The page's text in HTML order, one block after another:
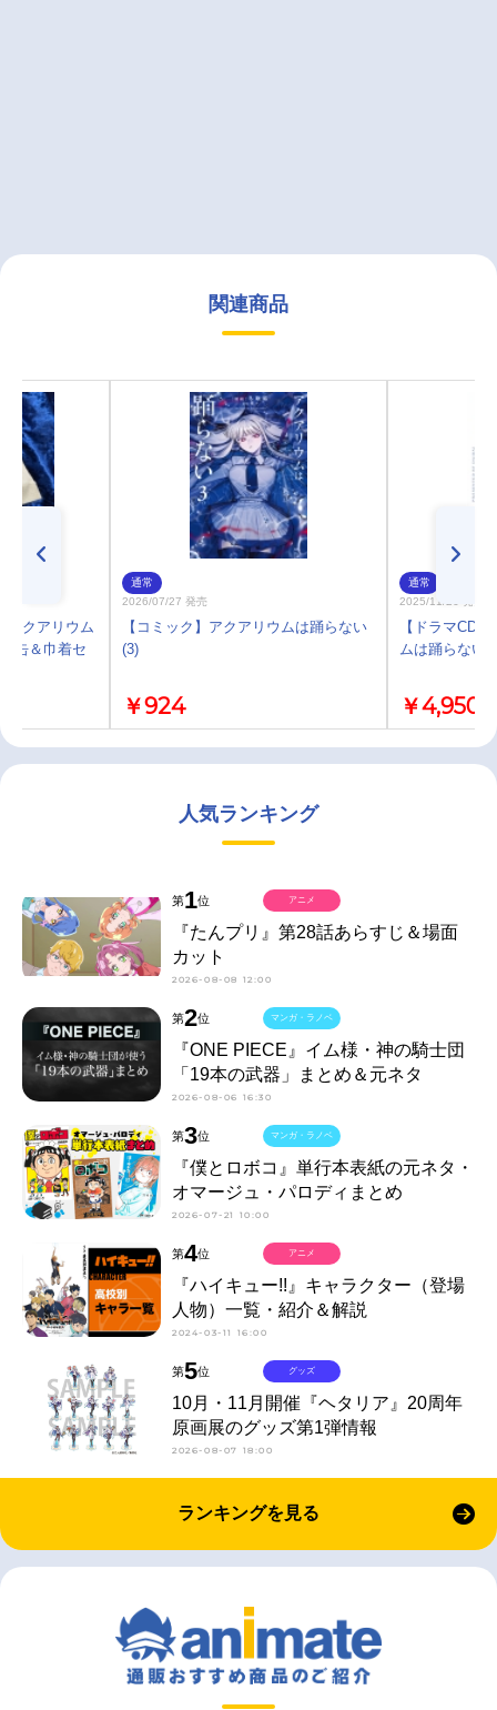
関連商品
アクアリウム
缶＆巾着セ
通常
2026/07/27 発売
【コミック】アクアリウムは踊らない
(3)
￥924
通常
2025/11/26 発売
【ドラマCD
ムは踊らない
￥4,950
人気ランキング
第1位
『たんプリ』第28話あらすじ＆場面
カット
2026-08-08 12:00
アニメ
第2位
『ONE PIECE』イム様・神の騎士団
「19本の武器」まとめ＆元ネタ
2026-08-06 16:30
マンガ・ラノベ
第3位
『僕とロボコ』単行本表紙の元ネタ・
オマージュ・パロディまとめ
2026-07-21 10:00
マンガ・ラノベ
第4位
『ハイキュー!!』キャラクター（登場
人物）一覧・紹介＆解説
2024-03-11 16:00
アニメ
第5位
10月・11月開催『ヘタリア』20周年
原画展のグッズ第1弾情報
2026-08-07 18:00
グッズ
ランキングを見る